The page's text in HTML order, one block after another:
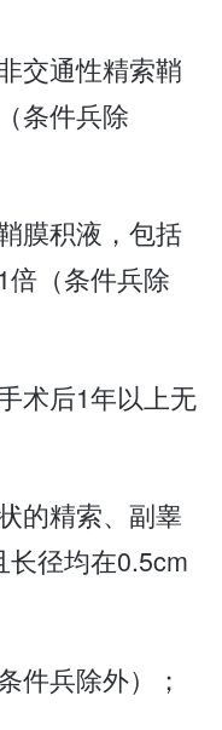
交通性精索鞘
条件兵除
膜积液，包括
（条件兵除
术后1年以上无
的精索、副睾
径均在0.5cm
件兵除外）；